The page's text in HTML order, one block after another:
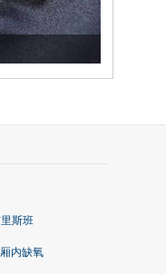
这个3.2
斯班
内缺氧